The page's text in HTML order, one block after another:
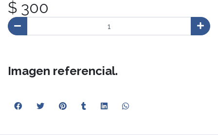
$ 300
Imagen referencial.